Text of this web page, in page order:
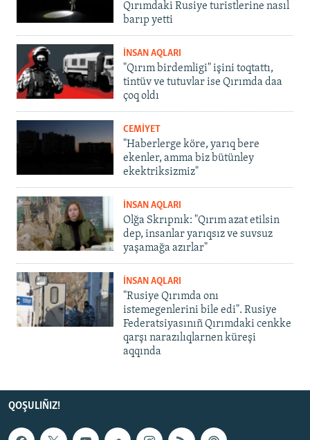
Qırımdaki Rusiye turistlerine nasıl
barıp yetti
İNSAN AQLARI
"Qırım birdemligi" işini toqtattı,
tintüv ve tutuvlar ise Qırımda daa
çoq oldı
CEMİYET
"Haberlerge köre, yarıq bere
ekenler, amma biz bütünley
ekektriksizmiz"
İNSAN AQLARI
Olğa Skrıpnık: "Qırım azat etilsin
dep, insanlar yarıqsız ve suvsuz
yaşamağa azırlar"
İNSAN AQLARI
"Rusiye Qırımda onı
istemegenlerini bile edi". Rusiye
Federatsiyasınıñ Qırımdaki cenkke
qarşı narazılıqlarnen küreşi
aqqında
QOŞULIÑIZ!